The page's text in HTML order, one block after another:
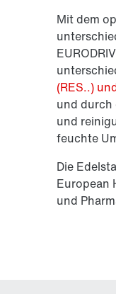
Mit dem
(RES..)
und durch
und
feuchte
Die
European
und